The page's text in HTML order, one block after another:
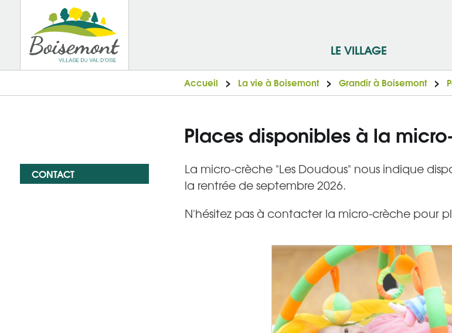
LE VILLAGE
Accueil La vie à Boisemont Grandir à Boisemont
Places disponibles à la
CONTACT
La micro-crèche "Les Doudous" nous indique
la rentrée de septembre 2026.
N'hésitez pas à contacter la micro-crèche pour